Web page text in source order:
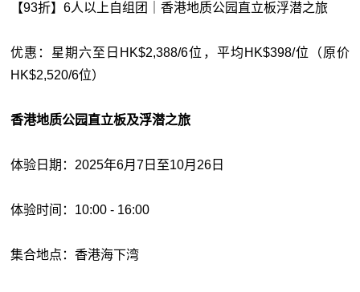
【93折】6人以上自组团｜香港地质公园直立板浮潜之旅
优惠：星期六至日HK$2,388/6位，平均HK$398/位（原价
HK$2,520/6位）
香港地质公园直立板及浮潜之旅
体验日期：2025年6月7日至10月26日
体验时间：10:00 - 16:00
集合地点：香港海下湾